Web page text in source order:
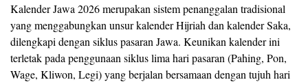
Kalender Jawa 2026 merupakan sistem penanggalan tradisional
yang menggabungkan unsur kalender Hijriah dan kalender Saka,
dilengkapi dengan siklus pasaran Jawa. Keunikan kalender ini
terletak pada penggunaan siklus lima hari pasaran (Pahing, Pon,
Wage, Kliwon, Legi) yang berjalan bersamaan dengan tujuh hari